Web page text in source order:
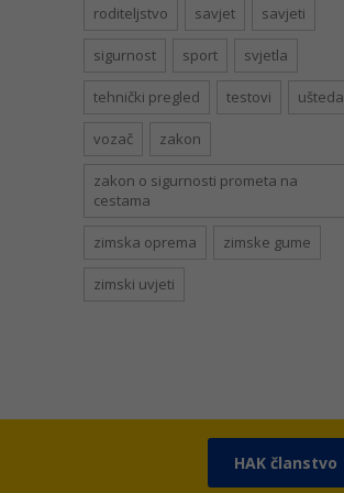
roditeljstvo savjet savjeti
sigurnost sport svjetla
tehnički pregled testovi ušteda
vozač zakon
zakon o sigurnosti prometa na
cestama
zimska oprema zimske gume
zimski uvjeti
HAK članstvo